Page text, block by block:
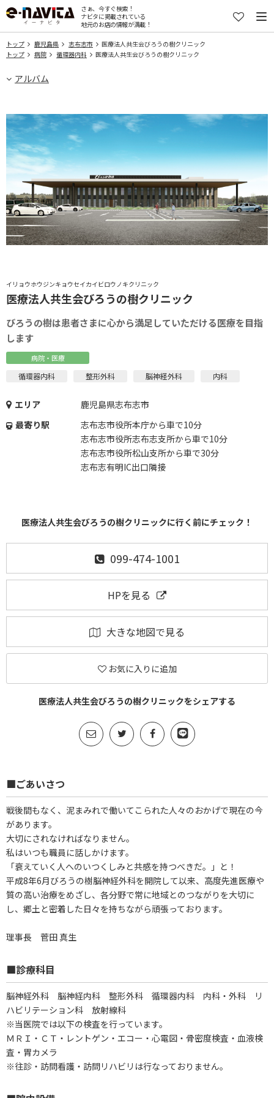
さぁ、今すぐ検索！
ナビタに掲載されている
地元のお店の情報が満載！
トップ 鹿児島県 志布志市
医療法人共生会びろうの樹クリニック
トップ
病院 循環器内科 医療法人共生会びろうの樹クリニック
アルバム
イリョウホウジンキョウセイカイビロウノキクリニック
医療法人共生会びろうの樹クリニック
びろうの樹は患者さまに心から満足していただける医療を目指
します
病院・医療
循環器内科 整形外科 脳神経外科 内科
エリア
鹿児島県志布志市
最寄り駅
志布志市役所本庁から車で10分
志布志市役所志布志支所から車で10分
志布志市役所松山支所から車で30分
志布志有明IC出口隣接
医療法人共生会びろうの樹クリニックに行く前にチェック！
099-474-1001
HPを見る
大きな地図で見る
お気に入りに追加
医療法人共生会びろうの樹クリニックをシェアする
■ごあいさつ
戦後間もなく、泥まみれで働いてこられた人々のおかげで現在の今
があります。
大切にされなければなりません。
私はいつも職員に話しかけます。
「衰えていく人へのいつくしみと共感を持つべきだ。」と！
平成8年6月びろうの樹脳神経外科を開院して以来、高度先進医療や
質の高い治療をめざし、各分野で常に地域とのつながりを大切に
し、郷土と密着した日々を持ちながら頑張っております。
理事長 菅田 真生
■診療科目
脳神経外科 脳神経内科 整形外科 循環器内科 内科・外科 リ
ハビリテーション科 放射線科
※当医院では以下の検査を行っています。
ＭＲＩ・ＣＴ・レントゲン・エコー・心電図・骨密度検査・血液検
査・胃カメラ
※往診・訪問看護・訪問リハビリは行なっておりません。